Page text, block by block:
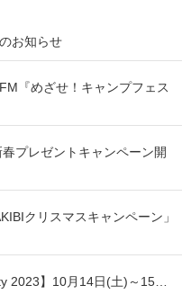
お知らせ
『めざせ！キャンプフェス
プレゼントキャンペーン開
クリスマスキャンペーン」
2023】10月14日(土)～15…